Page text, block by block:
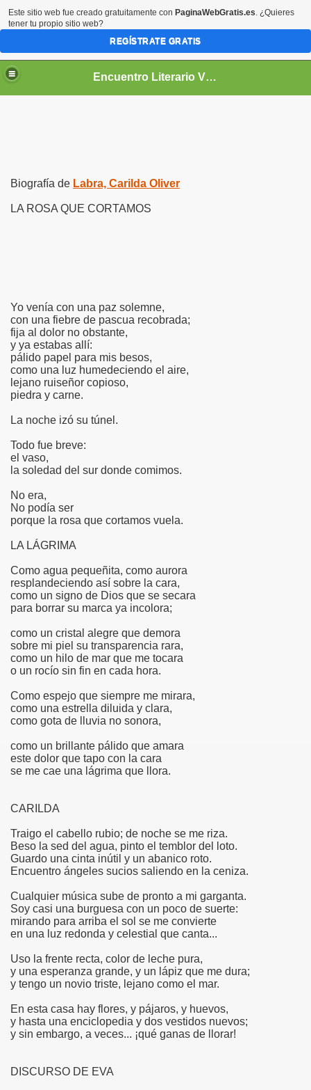
Encuentro Literario Virtual
Biografía de Labra, Carilda Oliver
LA ROSA QUE CORTAMOS
Yo venía con una paz solemne,
con una fiebre de pascua recobrada;
fija al dolor no obstante,
y ya estabas allí:
pálido papel para mis besos,
como una luz humedeciendo el aire,
lejano ruiseñor copioso,
piedra y carne.
La noche izó su túnel.
Todo fue breve:
el vaso,
la soledad del sur donde comimos.
No era,
No podía ser
porque la rosa que cortamos vuela.
LA LÁGRIMA
Como agua pequeñita, como aurora
resplandeciendo así sobre la cara,
como un signo de Dios que se secara
para borrar su marca ya incolora;
como un cristal alegre que demora
sobre mi piel su transparencia rara,
como un hilo de mar que me tocara
o un rocío sin fin en cada hora.
Como espejo que siempre me mirara,
como una estrella diluida y clara,
como gota de lluvia no sonora,
como un brillante pálido que amara
este dolor que tapo con la cara
se me cae una lágrima que llora.
CARILDA
Traigo el cabello rubio; de noche se me riza.
Beso la sed del agua, pinto el temblor del loto.
Guardo una cinta inútil y un abanico roto.
Encuentro ángeles sucios saliendo en la ceniza.
Cualquier música sube de pronto a mi garganta.
Soy casi una burguesa con un poco de suerte:
mirando para arriba el sol se me convierte
en una luz redonda y celestial que canta...
Uso la frente recta, color de leche pura,
y una esperanza grande, y un lápiz que me dura;
y tengo un novio triste, lejano como el mar.
En esta casa hay flores, y pájaros, y huevos,
y hasta una enciclopedia y dos vestidos nuevos;
y sin embargo, a veces... ¡qué ganas de llorar!
DISCURSO DE EVA
Este sitio web fue creado gratuitamente con PaginaWebGratis.es. ¿Quieres
tener tu propio sitio web?
REGÍSTRATE GRATIS